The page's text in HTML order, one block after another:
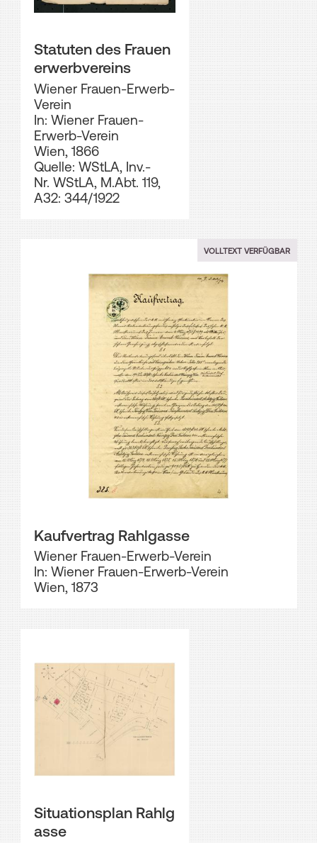
Statuten des Frauen
erwerbvereins
Wiener Frauen-Erwerb-
Verein
In: Wiener Frauen-
Erwerb-Verein
Wien, 1866
Quelle: WStLA, Inv.-
Nr. WStLA, M.Abt. 119,
A32: 344/1922
VOLLTEXT VERFÜGBAR
Kaufvertrag Rahlgasse
Wiener Frauen-Erwerb-Verein
In: Wiener Frauen-Erwerb-Verein
Wien, 1873
Situationsplan Rahlg
asse